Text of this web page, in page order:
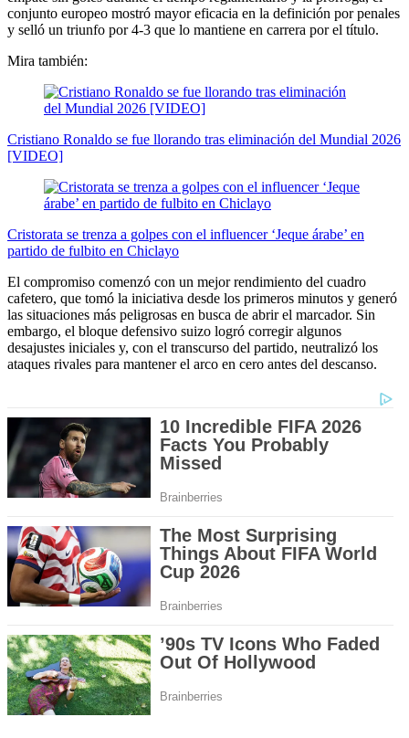
conjunto europeo mostró mayor eficacia en la definición por penales
y selló un triunfo por 4-3 que lo mantiene en carrera por el título.
Mira también:
Cristiano Ronaldo se fue llorando tras eliminación del Mundial 2026
[VIDEO]
Cristorata se trenza a golpes con el influencer ‘Jeque árabe’ en
partido de fulbito en Chiclayo
El compromiso comenzó con un mejor rendimiento del cuadro
cafetero, que tomó la iniciativa desde los primeros minutos y generó
las situaciones más peligrosas en busca de abrir el marcador. Sin
embargo, el bloque defensivo suizo logró corregir algunos
desajustes iniciales y, con el transcurso del partido, neutralizó los
ataques rivales para mantener el arco en cero antes del descanso.